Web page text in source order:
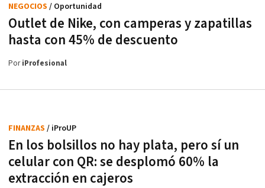
Outlet de Nike, con camperas y zapatillas
hasta con 45% de descuento
NEGOCIOS / Oportunidad
PoriProfesional
En los bolsillos no hay plata, pero sí un
celular con QR: se desplomó 60% la
extracción en cajeros
FINANZAS / iProUP